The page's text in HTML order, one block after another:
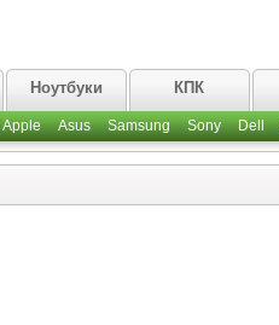
Ноутбуки КПК
Apple Asus Samsung Sony Dell